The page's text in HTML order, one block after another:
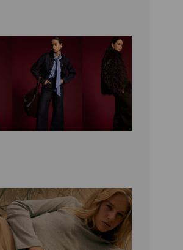
Enter the email
click 'send'